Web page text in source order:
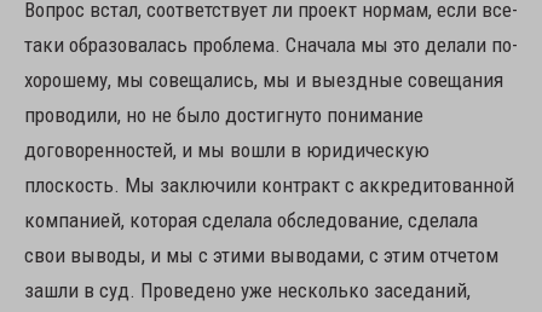
Вопрос встал, соответствует ли проект нормам, если все-
таки образовалась проблема. Сначала мы это делали по-
хорошему, мы совещались, мы и выездные совещания
проводили, но не было достигнуто понимание
договоренностей, и мы вошли в юридическую
плоскость. Мы заключили контракт с аккредитованной
компанией, которая сделала обследование, сделала
свои выводы, и мы с этими выводами, с этим отчетом
зашли в суд. Проведено уже несколько заседаний,